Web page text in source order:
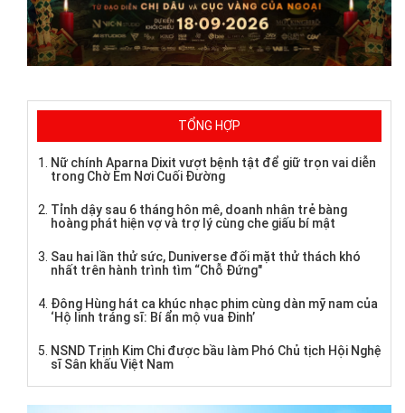
TỔNG HỢP
Nữ chính Aparna Dixit vượt bệnh tật để giữ trọn vai diễn
trong Chờ Em Nơi Cuối Đường
Tỉnh dậy sau 6 tháng hôn mê, doanh nhân trẻ bàng
hoàng phát hiện vợ và trợ lý cùng che giấu bí mật
Sau hai lần thử sức, Duniverse đối mặt thử thách khó
nhất trên hành trình tìm “Chỗ Đứng"
Đông Hùng hát ca khúc nhạc phim cùng dàn mỹ nam của
‘Hộ linh tráng sĩ: Bí ẩn mộ vua Đinh’
NSND Trịnh Kim Chi được bầu làm Phó Chủ tịch Hội Nghệ
sĩ Sân khấu Việt Nam